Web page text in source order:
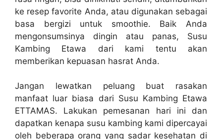
ke resep favorite Anda, atau digunakan sebagai
basa bergizi untuk smoothie. Baik Anda
mengonsumsinya dingin atau panas, Susu
Kambing Etawa dari kami tentu akan
memberikan kepuasan hasrat Anda.
Jangan lewatkan peluang buat rasakan
manfaat luar biasa dari Susu Kambing Etawa
ETTAMAS. Lakukan pemesanan hari ini dan
dapatkan kenapa susu kambing kami dipercayai
oleh beberapa orang yang sadar kesehatan di